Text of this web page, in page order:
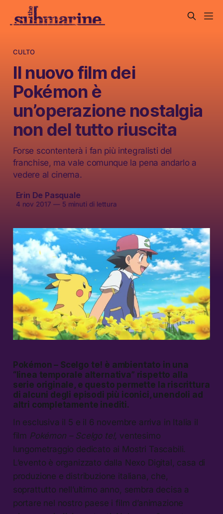
CULTO
Il nuovo film dei
Pokémon è
un’operazione nostalgia
non del tutto riuscita
Forse scontenterà i fan più integralisti del
franchise, ma vale comunque la pena andarlo a
vedere al cinema.
Erin De Pasquale
4 nov 2017 —5 minuti di lettura
Pokémon – Scelgo te! è ambientato in una
“linea temporale alternativa” rispetto alla
serie originale, e questo permette la riscrittura
di alcuni degli episodi più iconici, unendoli ad
altri completamente inediti.
In esclusiva il 5 e il 6 novembre arriva in Italia il
film Pokémon – Scelgo te!, ventesimo
lungometraggio dedicato ai Mostri Tascabili.
L’evento è organizzato dalla Nexo Digital, casa di
produzione e distribuzione italiana, che,
soprattutto nell’ultimo anno, sembra decisa a
portare nel nostro paese i film d’animazione